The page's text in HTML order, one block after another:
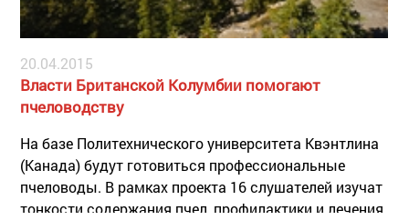
20.04.2015
Власти Британской Колумбии помогают
пчеловодству
На базе Политехнического университета Квэнтлина
(Канада) будут готовиться профессиональные
пчеловоды. В рамках проекта 16 слушателей изучат
тонкости содержания пчел, профилактики и лечения,